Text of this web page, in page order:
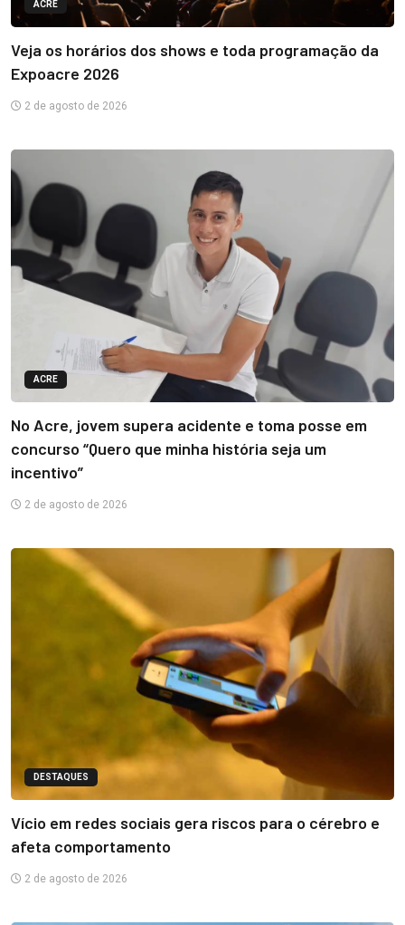
ACRE
Veja os horários dos shows e toda programação da
Expoacre 2026
2 de agosto de 2026
ACRE
No Acre, jovem supera acidente e toma posse em
concurso “Quero que minha história seja um
incentivo”
2 de agosto de 2026
DESTAQUES
Vício em redes sociais gera riscos para o cérebro e
afeta comportamento
2 de agosto de 2026